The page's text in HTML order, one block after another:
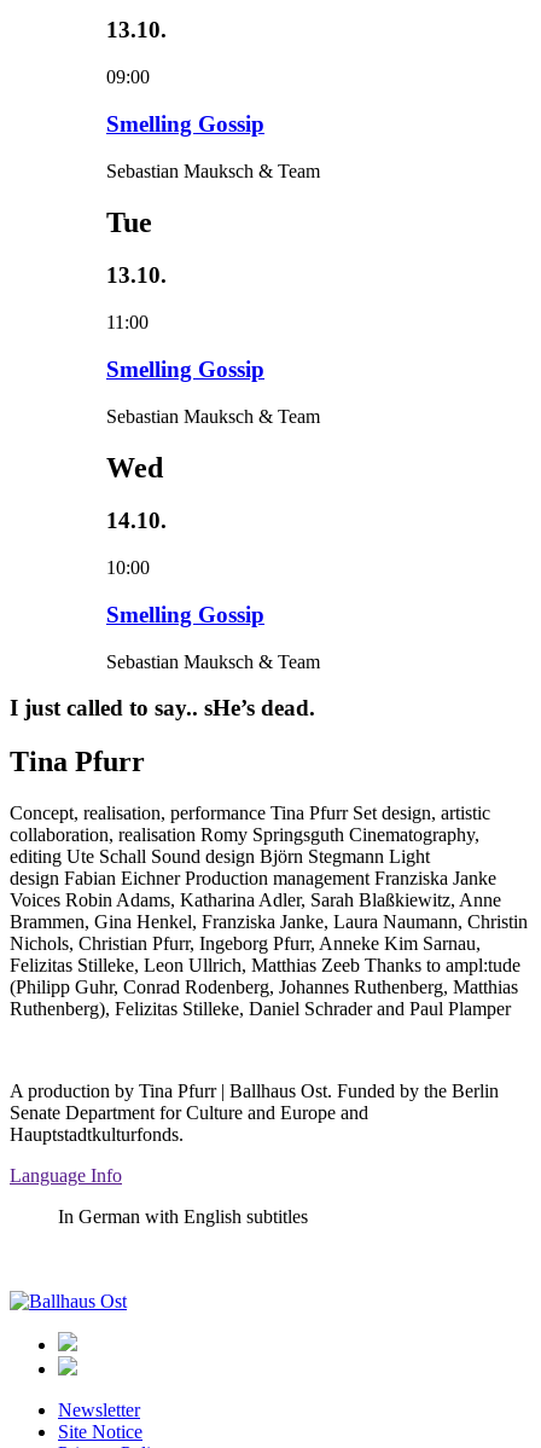
13.10.
09:00
Smelling Gossip
Sebastian Mauksch & Team
Tue
13.10.
11:00
Smelling Gossip
Sebastian Mauksch & Team
Wed
14.10.
10:00
Smelling Gossip
Sebastian Mauksch & Team
I just called to say.. sHe’s dead.
Tina Pfurr
Concept, realisation, performance Tina Pfurr Set design, artistic
collaboration, realisation Romy Springsguth Cinematography,
editing Ute Schall Sound design Björn Stegmann Light
design Fabian EichnerProduction management Franziska Janke
Voices Robin Adams, Katharina Adler, Sarah Blaßkiewitz, Anne
Brammen, Gina Henkel, Franziska Janke, Laura Naumann, Christin
Nichols, Christian Pfurr, Ingeborg Pfurr, Anneke Kim Sarnau,
Felizitas Stilleke, Leon Ullrich, Matthias Zeeb Thanks to ampl:tude
(Philipp Guhr, Conrad Rodenberg, Johannes Ruthenberg, Matthias
Ruthenberg), Felizitas Stilleke, Daniel Schrader and Paul Plamper
A production by Tina Pfurr | Ballhaus Ost. Funded by the Berlin
Senate Department for Culture and Europe and
Hauptstadtkulturfonds.
Language Info
In German with English subtitles
Newsletter
Site Notice